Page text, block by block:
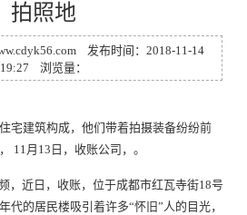
拍照地
发布时间：2018-11-14
19:27 浏览量：
宅建筑构成，他们带着拍摄装备纷纷前
11月13日， 收账公司 ，。
，近日， 收账，位于成都市红瓦寺街18号
代的居民楼吸引着许多“怀旧”人的目光，